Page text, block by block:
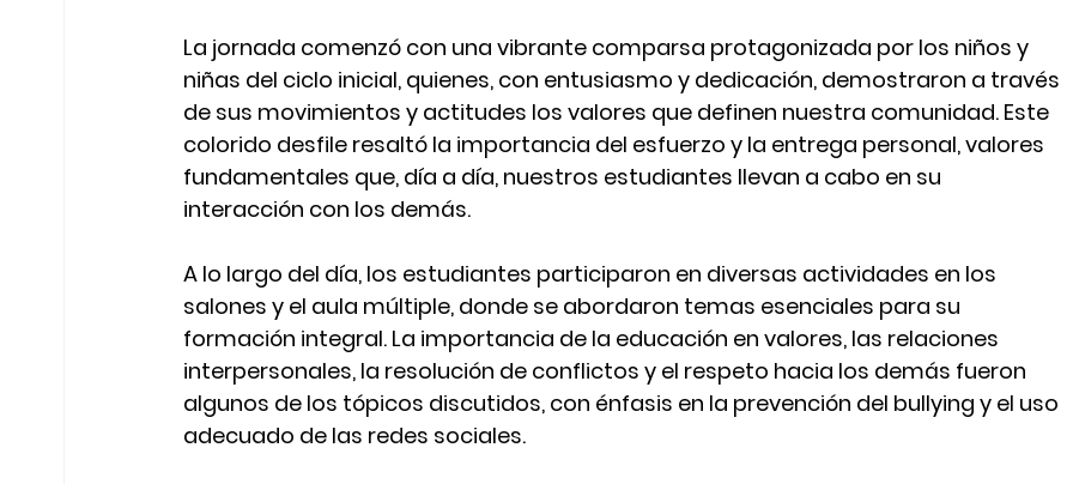
La jornada comenzó con una vibrante comparsa protagonizada por los niños y
niñas del ciclo inicial, quienes, con entusiasmo y dedicación, demostraron a través
de sus movimientos y actitudes los valores que definen nuestra comunidad. Este
colorido desfile resaltó la importancia del esfuerzo y la entrega personal, valores
fundamentales que, día a día, nuestros estudiantes llevan a cabo en su
interacción con los demás.
A lo largo del día, los estudiantes participaron en diversas actividades en los
salones y el aula múltiple, donde se abordaron temas esenciales para su
formación integral. La importancia de la educación en valores, las relaciones
interpersonales, la resolución de conflictos y el respeto hacia los demás fueron
algunos de los tópicos discutidos, con énfasis en la prevención del bullying y el uso
adecuado de las redes sociales.